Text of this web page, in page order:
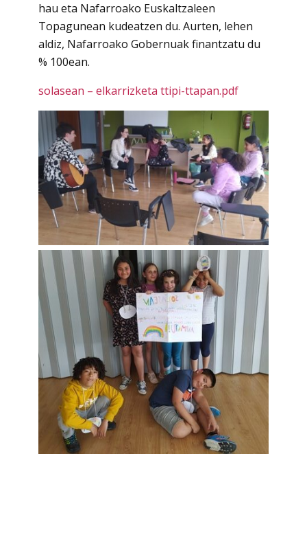
hau eta Nafarroako Euskaltzaleen
Topagunean kudeatzen du. Aurten, lehen
aldiz, Nafarroako Gobernuak finantzatu du
% 100ean.
solasean – elkarrizketa ttipi-ttapan.pdf